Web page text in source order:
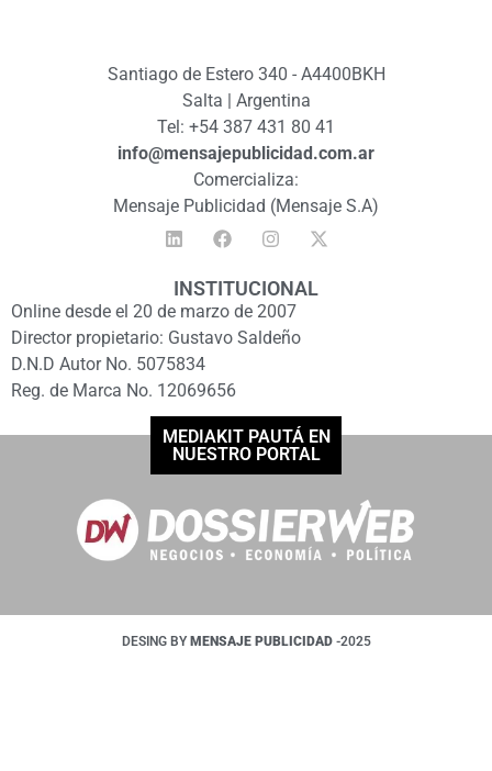
Santiago de Estero 340 - A4400BKH
Salta | Argentina
Tel: +54 387 431 80 41
info@mensajepublicidad.com.ar
Comercializa:
Mensaje Publicidad (Mensaje S.A)
INSTITUCIONAL
Online desde el 20 de marzo de 2007
Director propietario: Gustavo Saldeño
D.N.D Autor No. 5075834
Reg. de Marca No. 12069656
MEDIAKIT PAUTÁ EN
NUESTRO PORTAL
DESING BY MENSAJE PUBLICIDAD -2025